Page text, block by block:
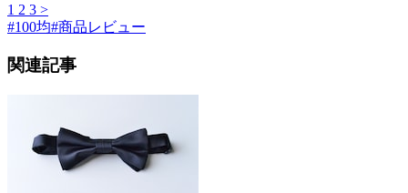
1 2 3 >
#100均#商品レビュー
関連記事